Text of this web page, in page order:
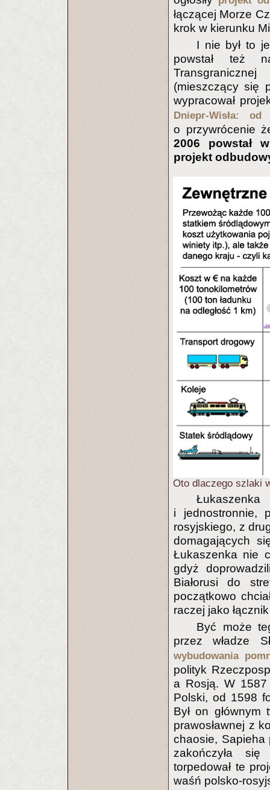
łączącej Morze
krok w kierunku
I nie był to
powstał też
(mieszczący się
wypracował
Dniepr-Wisła:
o przywrócenie
2006 powstał
projekt
Oto dlaczego szlaki
i jednostronnie,
rosyjskiego, z
domagających
Łukaszenka nie
gdyż
Białorusi do
początkowo
raczej jako
Być może
przez władze
wybudowania
polityk
a Rosją. W 1587
Polski, od 1598
Był on
prawosławnej z
chaosie, Sapieha
zakończyła
torpedował te
waśń polsko-